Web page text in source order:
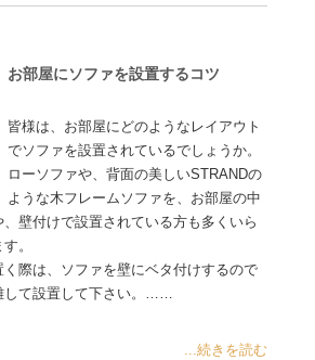
お部屋にソファを設置するコツ
皆様は、お部屋にどのようなレイアウト
でソファを設置されているでしょうか。
ローソファや、背面の美しいSTRANDの
ような木フレームソファを、お部屋の中
壁付けで設置されている方も多くいら
。
く際は、ソファを壁にベタ付けするので
して設置して下さい。……
...続きを読む